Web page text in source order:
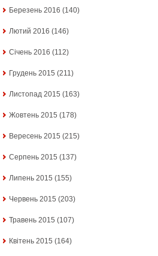
Березень 2016 (140)
Лютий 2016 (146)
Січень 2016 (112)
Грудень 2015 (211)
Листопад 2015 (163)
Жовтень 2015 (178)
Вересень 2015 (215)
Серпень 2015 (137)
Липень 2015 (155)
Червень 2015 (203)
Травень 2015 (107)
Квітень 2015 (164)